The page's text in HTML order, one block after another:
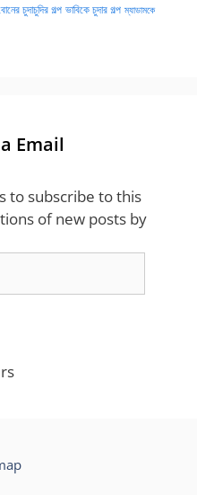
চুদাচুদির গল্প ভাবিকে চুদার গল্প ম্যাডামকে
Email
to subscribe to this
of new posts by